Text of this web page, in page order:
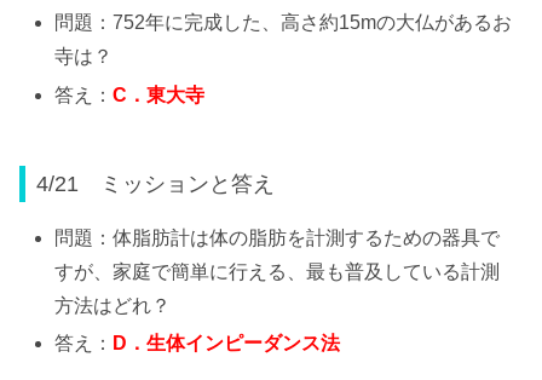
問題：752年に完成した、高さ約15mの大仏があるお
寺は？
答え：C ．東大寺
4/21 ミッションと答え
問題：体脂肪計は体の脂肪を計測するための器具で
すが、家庭で簡単に行える、最も普及している計測
方法はどれ？
答え： D ．生体インピーダンス法